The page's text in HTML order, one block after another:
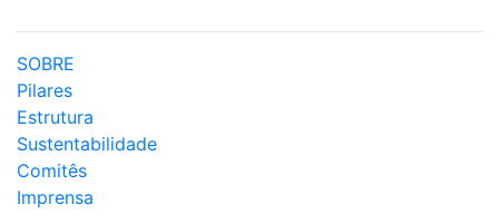
SOBRE
Pilares
Estrutura
Sustentabilidade
Comitês
Imprensa